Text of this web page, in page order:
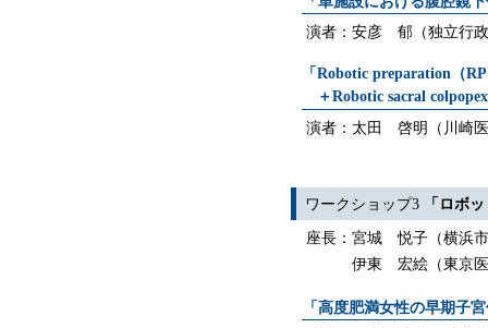
演者：安彦 郁（独立行
「Robotic preparation（
＋Robotic sacral
演者：太田 啓明（川崎
ワークショップ3 「ロボ
座長：宮城 悦子（横浜
伊東 宏絵（東京
「高度肥満女性の早期子